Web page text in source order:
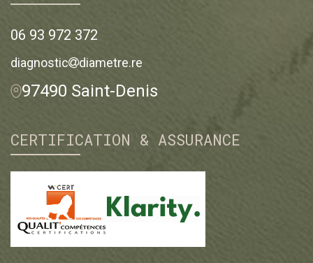
06 93 972 372
diagnostic diametre.re
97490 Saint-Denis
CERTIFICATION & ASSURANCE